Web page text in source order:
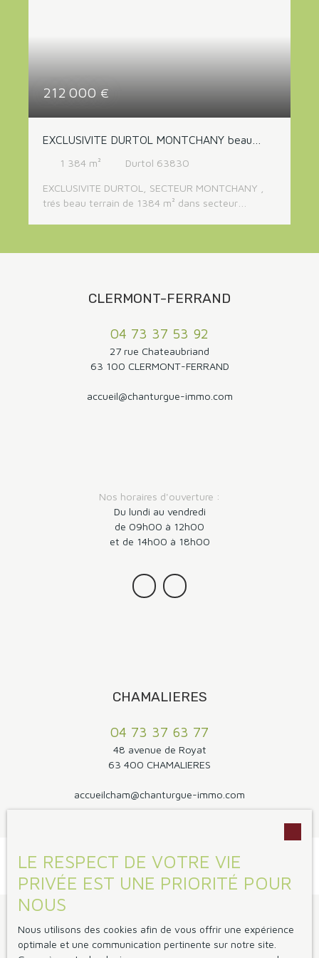
212 000 €
EXCLUSIVITE DURTOL MONTCHANY beau
terrain de 1384 m²
1 384 m² Durtol 63830
EXCLUSIVITE DURTOL, SECTEUR MONTCHANY ,
trés beau terrain de 1384 m² dans secteur
CLERMONT-FERRAND
04 73 37 53 92
27 rue Chateaubriand
63 100 CLERMONT-FERRAND
accueil@chanturgue-immo.com
Nos horaires d'ouverture :
Du lundi au vendredi
de 09h00 à 12h00
et de 14h00 à 18h00
CHAMALIERES
04 73 37 63 77
48 avenue de Royat
63 400 CHAMALIERES
accueilcham@chanturgue-immo.com
Vendre avec nous
LE RESPECT DE VOTRE VIE
PRIVÉE EST UNE PRIORITÉ POUR
NOUS
Nous utilisons des cookies afin de vous offrir une expérience
optimale et une communication pertinente sur notre site.